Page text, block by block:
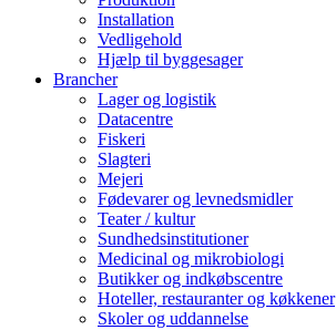
Installation
Vedligehold
Hjælp til byggesager
Brancher
Lager og logistik
Datacentre
Fiskeri
Slagteri
Mejeri
Fødevarer og levnedsmidler
Teater / kultur
Sundhedsinstitutioner
Medicinal og mikrobiologi
Butikker og indkøbscentre
Hoteller, restauranter og køkkener
Skoler og uddannelse